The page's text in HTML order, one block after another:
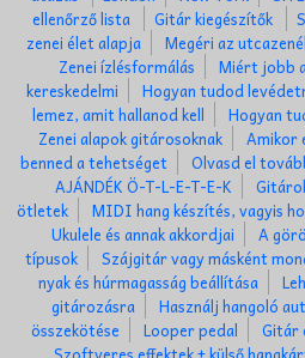
ellenőrző lista
Gitár kiegészítők
zenei élet alapja
Megéri az
Zenei ízlésformálás
Miért jobb
kereskedelmi
Hogyan tudod
lemez, amit hallanod kell
Hogyan
Zenei alapok gitárosoknak
Amikor
benned a tehetséget
Olvasd el
AJÁNDÉK Ö-T-L-E-T-E-K
ötletek
MIDI hang készítés, vagyis
Ukulele és annak akkordjai
A
típusok
Szájgitár vagy másként
nyak és húrmagasság beállítása
gitározásra
Használj hangoló
összekötése
Looper pedal
Gitár